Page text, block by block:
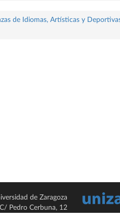
de Idiomas, Artísticas y
de Zaragoza
C/ Pedro Cerbuna, 12